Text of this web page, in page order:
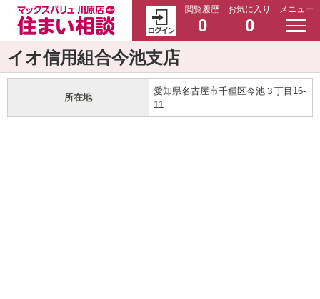
閲覧履歴
0
お気に入り
0
メニュー
イオ信用組合今池支店
所在地
愛知県名古屋市千種区今池３丁目16-
11